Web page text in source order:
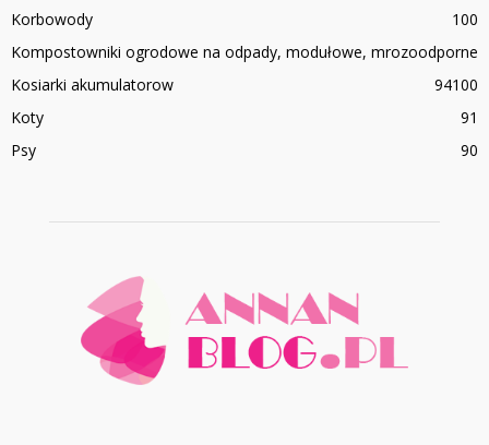
Korbowody
100
Kompostowniki ogrodowe na odpady, modułowe, mrozoodporne
100
Kosiarki akumulatorow
94
Koty
91
Psy
90